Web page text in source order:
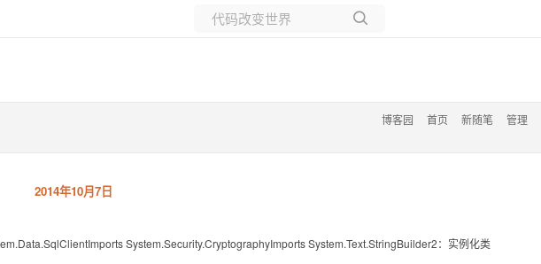
博客园 首页 新随笔 管理
2014年10月7日
System.Security.CryptographyImports System.Text.StringBuilder2：实例化类